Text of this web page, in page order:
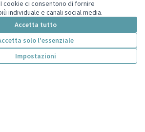
cookie ci consentono di fornire
individuale e canali social media.
Accetta tutto
solo l'essenziale
Impostazioni